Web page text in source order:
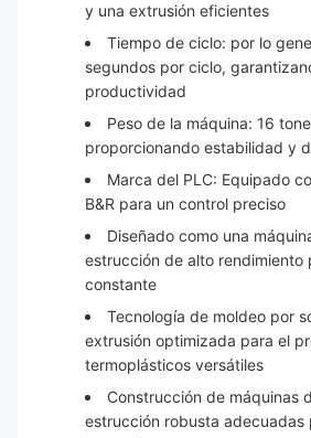
y una extrusión eficientes
Tiempo de ciclo: por lo
segundos por ciclo,
productividad
Peso de la máquina: 16
proporcionando estabilidad y
Marca del PLC: Equipado
B&R para un control preciso
Diseñado como una
estrucción de alto rendimiento
constante
Tecnología de moldeo por
extrusión optimizada para el
termoplásticos versátiles
Construcción de máquinas
estrucción robusta adecuadas